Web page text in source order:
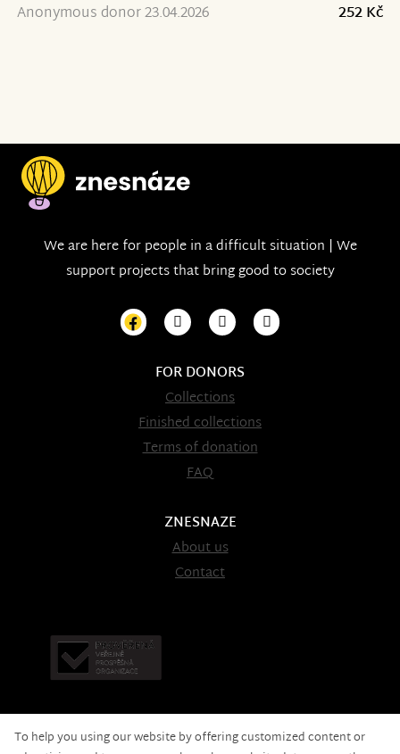
Anonymous donor 23.04.2026 252 Kč
We are here for people in a difficult situation | We
support projects that bring good to society
FOR DONORS
Collections
Finished collections
Terms of donation
FAQ
ZNESNAZE
About us
Contact
To help you using our website by offering customized content or